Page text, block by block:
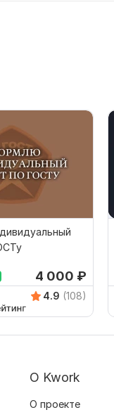
4 000 ₽
4.9 (108)
О Kwork
О проекте